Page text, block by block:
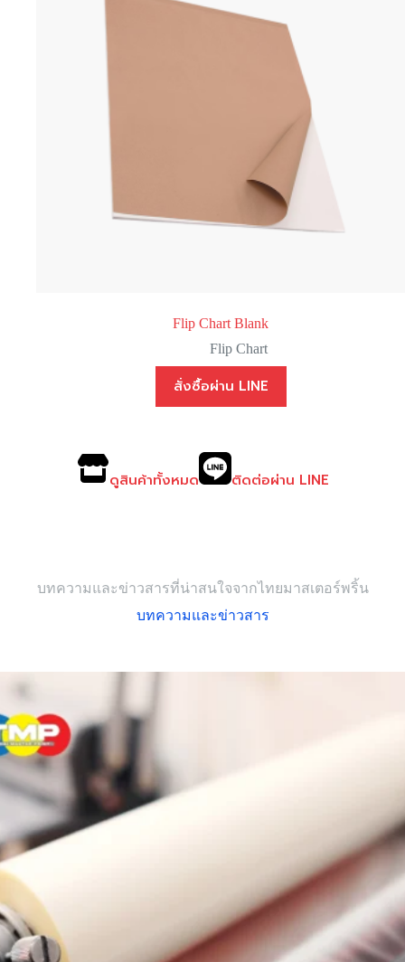
Flip Chart Blank
Flip Chart
สั่งซื้อผ่าน LINE
ดูสินค้าทั้งหมด ติดต่อผ่าน LINE
บทความและข่าวสารที่น่าสนใจจากไทยมาสเตอร์พริ้น
บทความและข่าวสาร